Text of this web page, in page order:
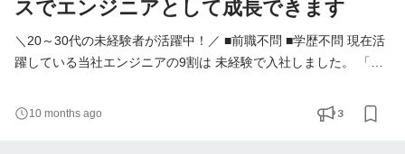
スでエンジニアとして成長できます
＼20～30代の未経験者が活躍中！／ ■前職不問 ■学歴不問 現在活
躍している当社エンジニアの9割は 未経験で入社しました。 「知
◤◢◤ 入社後の成長サポート◢◤◢ ＼教育・研修制度が充実／ ◎外
部研修(無料) ◎OJT ◎社内勉強会(AWS、Azure、ドキュメント作
10 months ago 3